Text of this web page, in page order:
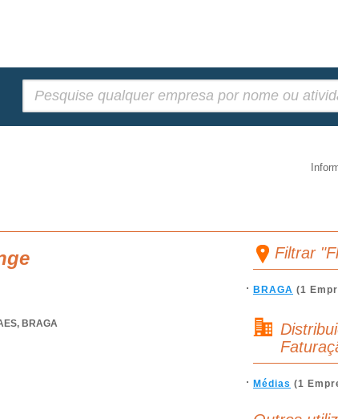
, BRAGA
Filtrar
BRAGA (1
Médias (1